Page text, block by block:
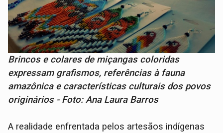
Brincos e colares de miçangas coloridas
expressam grafismos, referências à fauna
amazônica e características culturais dos povos
originários - Foto: Ana Laura Barros
A realidade enfrentada pelos artesãos indígenas